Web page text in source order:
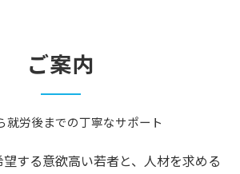
就労後までの丁寧なサポート
ご案内
する意欲高い若者と、人材を求める